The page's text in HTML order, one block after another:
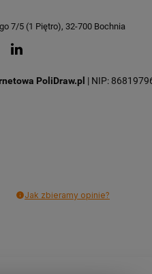
7/5 (1 Piętro), 32-700 Bochnia
PoliDraw.pl | NIP:
Jak zbieramy opinie?